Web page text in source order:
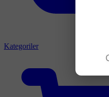
Kategoriler